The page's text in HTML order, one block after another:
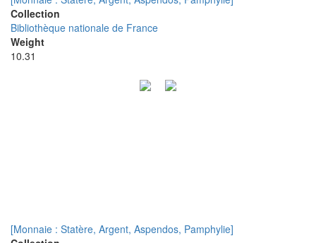
Collection
Bibliothèque nationale de France
Weight
10.31
[Monnaie : Statère, Argent, Aspendos, Pamphylie]